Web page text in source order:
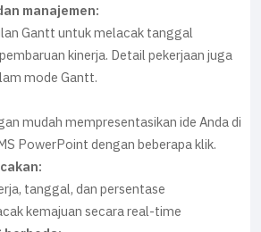
manajemen:
Gantt untuk melacak tanggal
kinerja. Detail pekerjaan juga
mode Gantt.
mudah mempresentasikan ide Anda di
PowerPoint dengan beberapa klik.
tanggal, dan persentase
kemajuan secara real-time